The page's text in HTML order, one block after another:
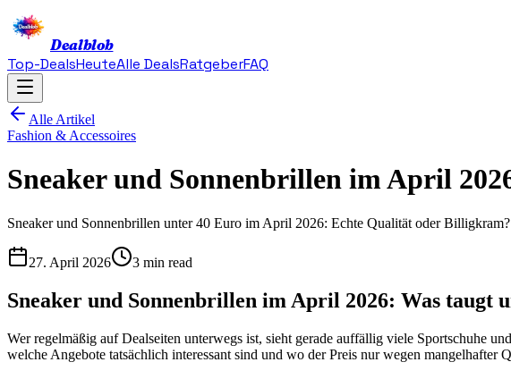
Dealblob
Top-DealsHeuteAlle DealsRatgeberFAQ
Alle Artikel
Fashion & Accessoires
Sneaker und Sonnenbrillen im April
Sneaker und Sonnenbrillen unter 40 Euro im April 2026: Echte Qualität oder
27. April 2026 3 min read
Sneaker und Sonnenbrillen im April 2026: Was taugt
Wer regelmäßig auf Dealseiten unterwegs ist, sieht gerade auffällig viele Sportschuhe
welche Angebote tatsächlich interessant sind und wo der Preis nur wegen mangelhafter